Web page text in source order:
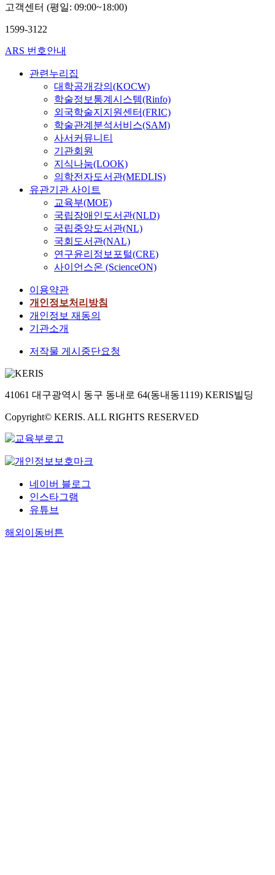
고객센터 (평일: 09:00~18:00)
1599-3122
ARS 번호안내
관련누리집
대학공개강의(KOCW)
학술정보통계시스템(Rinfo)
외국학술지지원센터(FRIC)
학술관계분석서비스(SAM)
사서커뮤니티
기관회원
지식나눔(LOOK)
의학전자도서관(MEDLIS)
유관기관 사이트
교육부(MOE)
국립장애인도서관(NLD)
국립중앙도서관(NL)
국회도서관(NAL)
연구윤리정보포털(CRE)
사이언스온 (ScienceON)
이용약관
개인정보처리방침
개인정보 재동의
기관소개
저작물 게시중단요청
41061 대구광역시 동구 동내로 64(동내동1119) KERIS빌딩
Copyright© KERIS. ALL RIGHTS RESERVED
네이버 블로그
인스타그램
유튜브
해외이동버튼